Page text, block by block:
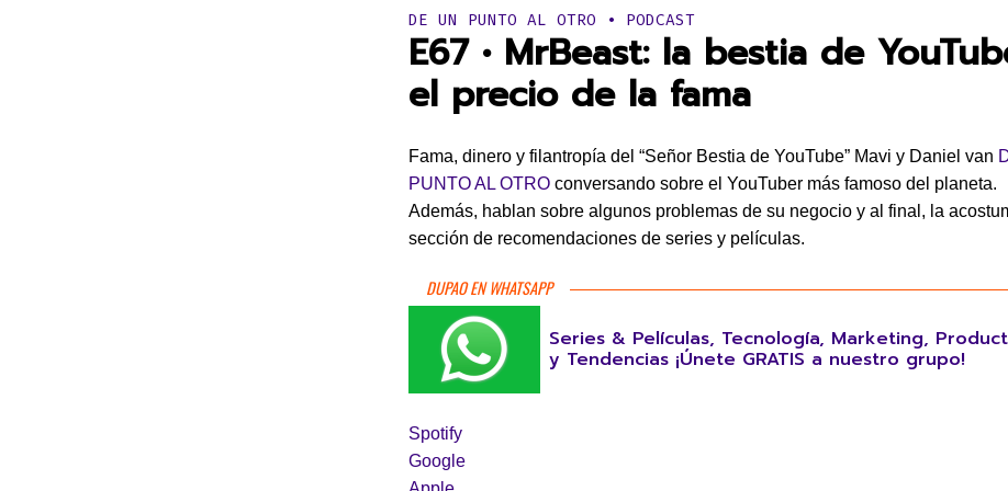
Publicado en:
DE UN PUNTO AL OTRO • PODCAST
E67 • MrBeast: la bestia de
el precio de la fama
Fama, dinero y filantropía del “Señor Bestia de YouTube” Mavi y Daniel van
PUNTO AL OTRO conversando sobre el YouTuber más famoso del planeta.
Además, hablan sobre algunos problemas de su negocio y al final, la
sección de recomendaciones de series y películas.
DUPAO EN WHATSAPP
Series & Películas, Tecnología, Marketing,
y Tendencias ¡Únete GRATIS a nuestro grupo!
Spotify
Google